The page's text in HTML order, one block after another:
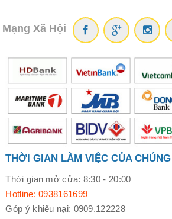
Mạng Xã Hội
THỜI GIAN LÀM VIỆC CỦA CHÚNG
Thời gian mở cửa: 8:30 - 20:00
Hotline: 0938161699
Góp ý khiếu nại: 0909.122228